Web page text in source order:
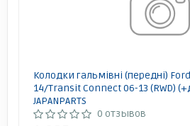
Колодки гальмівні (передні)
14/Transit Connect 06-13 (RWD)
JAPANPARTS
0 отзывов